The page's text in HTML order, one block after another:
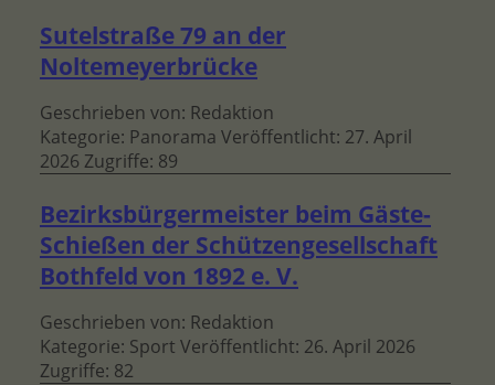
Sutelstraße 79 an der
Noltemeyerbrücke
Geschrieben von: Redaktion
Kategorie: Panorama Veröffentlicht: 27. April
2026 Zugriffe: 89
Bezirksbürgermeister beim Gäste-
Schießen der Schützengesellschaft
Bothfeld von 1892 e. V.
Geschrieben von: Redaktion
Kategorie: Sport Veröffentlicht: 26. April 2026
Zugriffe: 82